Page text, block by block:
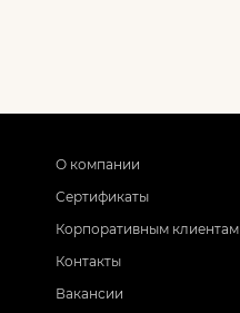
О компании
Сертификаты
Корпоративным клиентам
Контакты
Вакансии